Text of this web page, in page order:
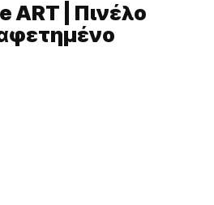
ART | Πινέλο